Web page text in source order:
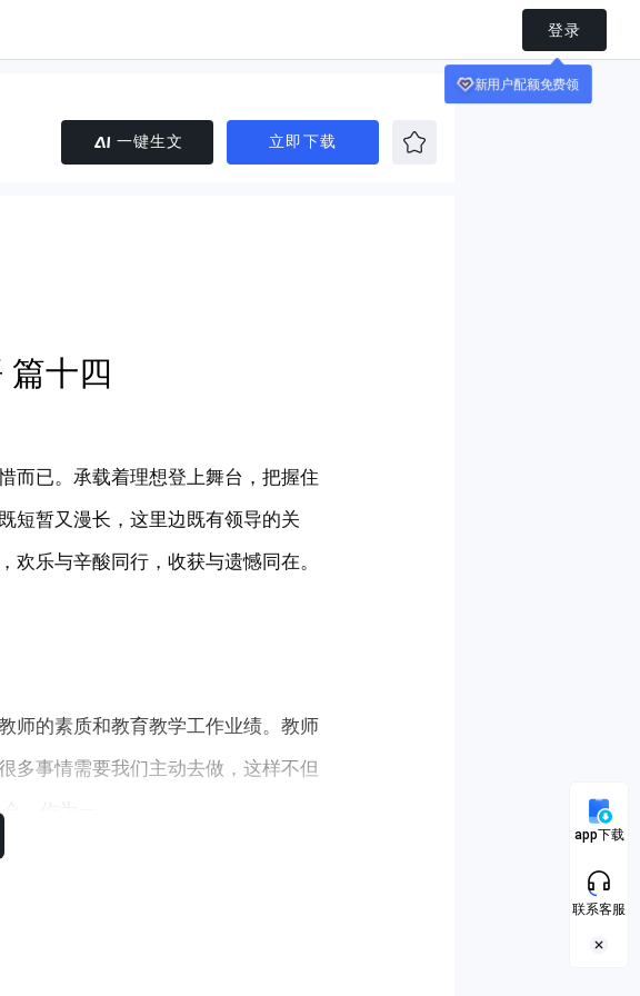
登录
app下载
联系客服
一键生文 立即下载
篇十四
已。承载着理想登上舞台，把握住
短暂又漫长，这里边既有领导的关
乐与辛酸同行，收获与遗憾同在。
的素质和教育教学工作业绩。教师
多事情需要我们主动去做，这样不但
。作为一